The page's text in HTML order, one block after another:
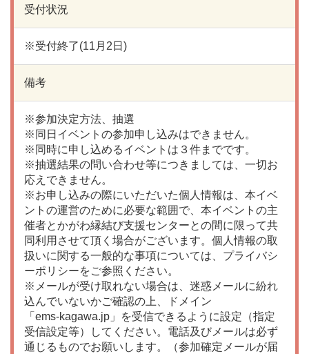
受付状況
※受付終了(11月2日)
備考
※参加決定方法、抽選
※同日イベントの参加申し込みはできません。
※同時に申し込めるイベントは３件までです。
※抽選結果の問い合わせ等につきましては、一切お
応えできません。
※お申し込みの際にいただいた個人情報は、本イベ
ントの運営のために必要な範囲で、本イベントの主
催者とかがわ縁結び支援センターとの間に限って共
同利用させて頂く場合がございます。個人情報の取
扱いに関する一般的な事項については、プライバシ
ーポリシーをご参照ください。
※メールが受け取れない場合は、迷惑メールに紛れ
込んでいないかご確認の上、ドメイン
「ems-kagawa.jp」を受信できるように設定（指定
受信設定等）してください。電話及びメールは必ず
通じるものでお願いします。（参加確定メールが届